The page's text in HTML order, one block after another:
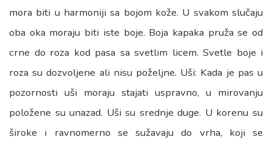
mora biti u harmoniji sa bojom kože. U svakom slučaju
oba oka moraju biti iste boje. Boja kapaka pruža se od
crne do roza kod pasa sa svetlim licem. Svetle boje i
roza su dozvoljene ali nisu poželjne. Uši: Kada je pas u
pozornosti uši moraju stajati uspravno, u mirovanju
položene su unazad. Uši su srednje duge. U korenu su
široke i ravnomerno se sužavaju do vrha, koji se